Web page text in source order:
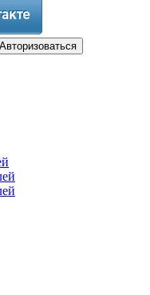
Авторизоваться